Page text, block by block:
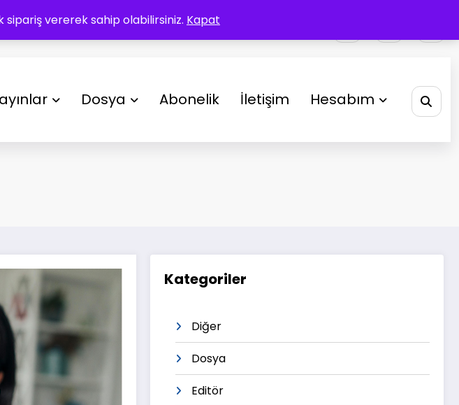
vererek sahip olabilirsiniz. Kapat
Dosya Abonelik İletişim Hesabım
Kategoriler
Diğer
Dosya
Editör